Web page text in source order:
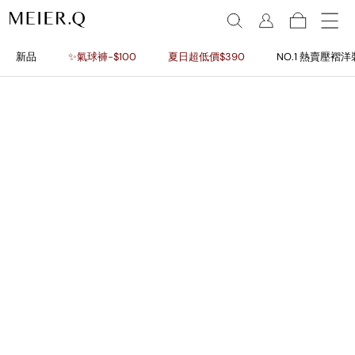
新品 ✨氣球褲-$100 夏日超低價$390 NO.1 熱賣壓褶洋